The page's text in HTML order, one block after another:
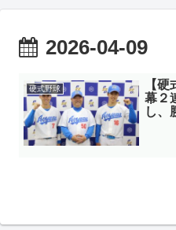
2026-04-09
硬式野球
【
幕２
し、